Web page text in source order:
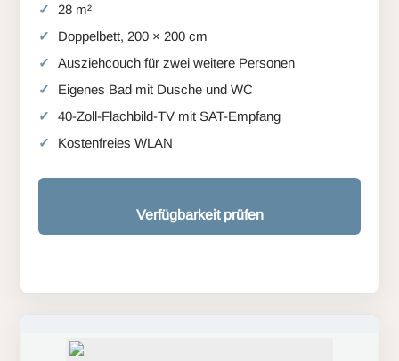
28 m²
Doppelbett, 200 × 200 cm
Ausziehcouch für zwei weitere Personen
Eigenes Bad mit Dusche und WC
40-Zoll-Flachbild-TV mit SAT-Empfang
Kostenfreies WLAN
Verfügbarkeit prüfen